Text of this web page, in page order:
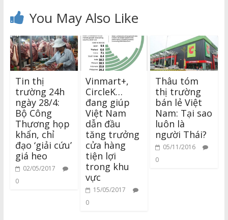
You May Also Like
Tin thị
trường 24h
ngày 28/4:
Bộ Công
Thương họp
khẩn, chỉ
đạo ‘giải cứu’
giá heo
02/05/2017
0
Vinmart+,
CircleK…
đang giúp
Việt Nam
dẫn đầu
tăng trưởng
cửa hàng
tiện lợi
trong khu
vực
15/05/2017
0
Thâu tóm
thị trường
bán lẻ Việt
Nam: Tại sao
luôn là
người Thái?
05/11/2016
0